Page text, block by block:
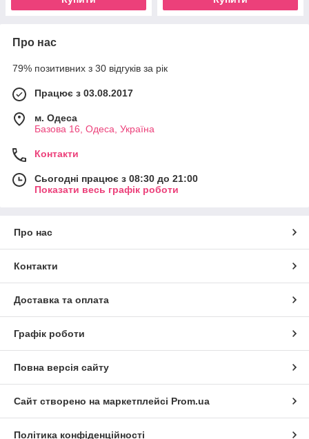
Про нас
79% позитивних з 30 відгуків за рік
Працює з 03.08.2017
м. Одеса
Базова 16, Одеса, Україна
Контакти
Сьогодні працює з 08:30 до 21:00
Показати весь графік роботи
Про нас
Контакти
Доставка та оплата
Графік роботи
Повна версія сайту
Сайт створено на маркетплейсі Prom.ua
Політика конфіденційності